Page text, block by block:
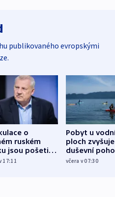
publikovaného evropskými
o
ruském
jsou pošetilé,
17:11
Pobyt u
ploch zvyšuje
duševní
ukázala
včera v 07:30